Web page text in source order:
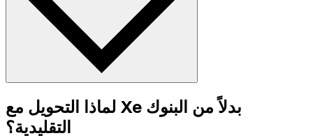
لماذا التحويل مع Xe بدلاً من البنوك
التقليدية؟